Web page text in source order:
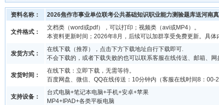
资料名称： 2026焦作市事业单位联考公共基础知识职业能力测验题库送河南
文件格式：
文档类（word或pdf），可以打印；视频类（avi或MP4）。
本资料更新时间；2026年8月，后续可以加群享受免费更新。具体
发货方式：
在线下载（推荐），点击下方下载地址自行下载即可.
不会下载的，或者下载失败的也可以联系客服在线传送、邮箱、网
发货时间：
在线下载：立即下载，无需等待。
百度网盘、微信、QQ在线传送：10分钟内（客服在线时间8：00-
支持设备：
台式电脑+笔记本电脑+手机+安卓+苹果
MP4+IPAD+各类平板电脑